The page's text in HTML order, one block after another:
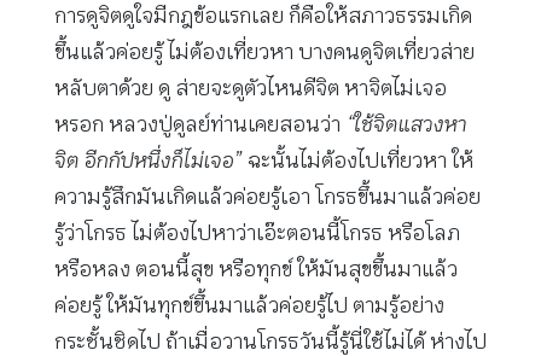
การดูจิตดูใจมีกฎข้อแรกเลย ก็คือให้สภาวธรรมเกิด
ขึ้นแล้วค่อยรู้ ไม่ต้องเที่ยวหา บางคนดูจิตเที่ยวส่าย
หลับตาด้วย ดู ส่ายจะดูตัวไหนดีจิต หาจิตไม่เจอ
หรอก หลวงปู่ดูลย์ท่านเคยสอนว่า “ใช้จิตแสวงหา
จิต อีกกัปหนึ่งก็ไม่เจอ” ฉะนั้นไม่ต้องไปเที่ยวหา ให้
ความรู้สึกมันเกิดแล้วค่อยรู้เอา โกรธขึ้นมาแล้วค่อย
รู้ว่าโกรธ ไม่ต้องไปหาว่าเอ๊ะตอนนี้โกรธ หรือโลภ
หรือหลง ตอนนี้สุข หรือทุกข์ ให้มันสุขขึ้นมาแล้ว
ค่อยรู้ ให้มันทุกข์ขึ้นมาแล้วค่อยรู้ไป ตามรู้อย่าง
กระชั้นชิดไป ถ้าเมื่อวานโกรธวันนี้รู้นี่ใช้ไม่ได้ ห่างไป